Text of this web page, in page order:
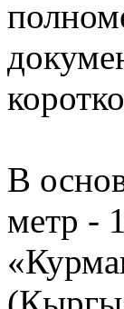
В
метр -